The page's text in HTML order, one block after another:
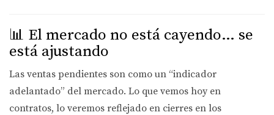
📊 El mercado no está cayendo… se
está ajustando
Las ventas pendientes son como un “indicador
adelantado” del mercado. Lo que vemos hoy en
contratos, lo veremos reflejado en cierres en los